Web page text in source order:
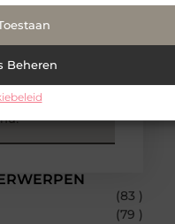
Beheren
(83 )
(79 )
en lezers.
uit van een